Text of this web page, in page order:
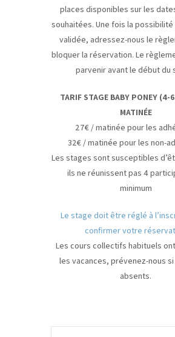
places disponibles sur les
souhaitées. Une fois la possibilité
validée, adressez-nous le
bloquer la réservation. Le
parvenir avant le début du
TARIF STAGE BABY PONEY (4-
MATINÉE
27€ / matinée pour les
32€ / matinée pour les non-
Les stages sont susceptibles
ils ne réunissent pas 4
minimum
Le stage doit être réglé à
confirmer votre
Les cours collectifs habituels
les vacances, prévenez-nous
absents.